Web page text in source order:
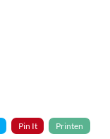
Pin It Printen